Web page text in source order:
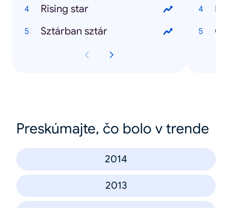
Rising star
Sztárban sztár
Preskúmajte, čo bolo v trende
2014
2013